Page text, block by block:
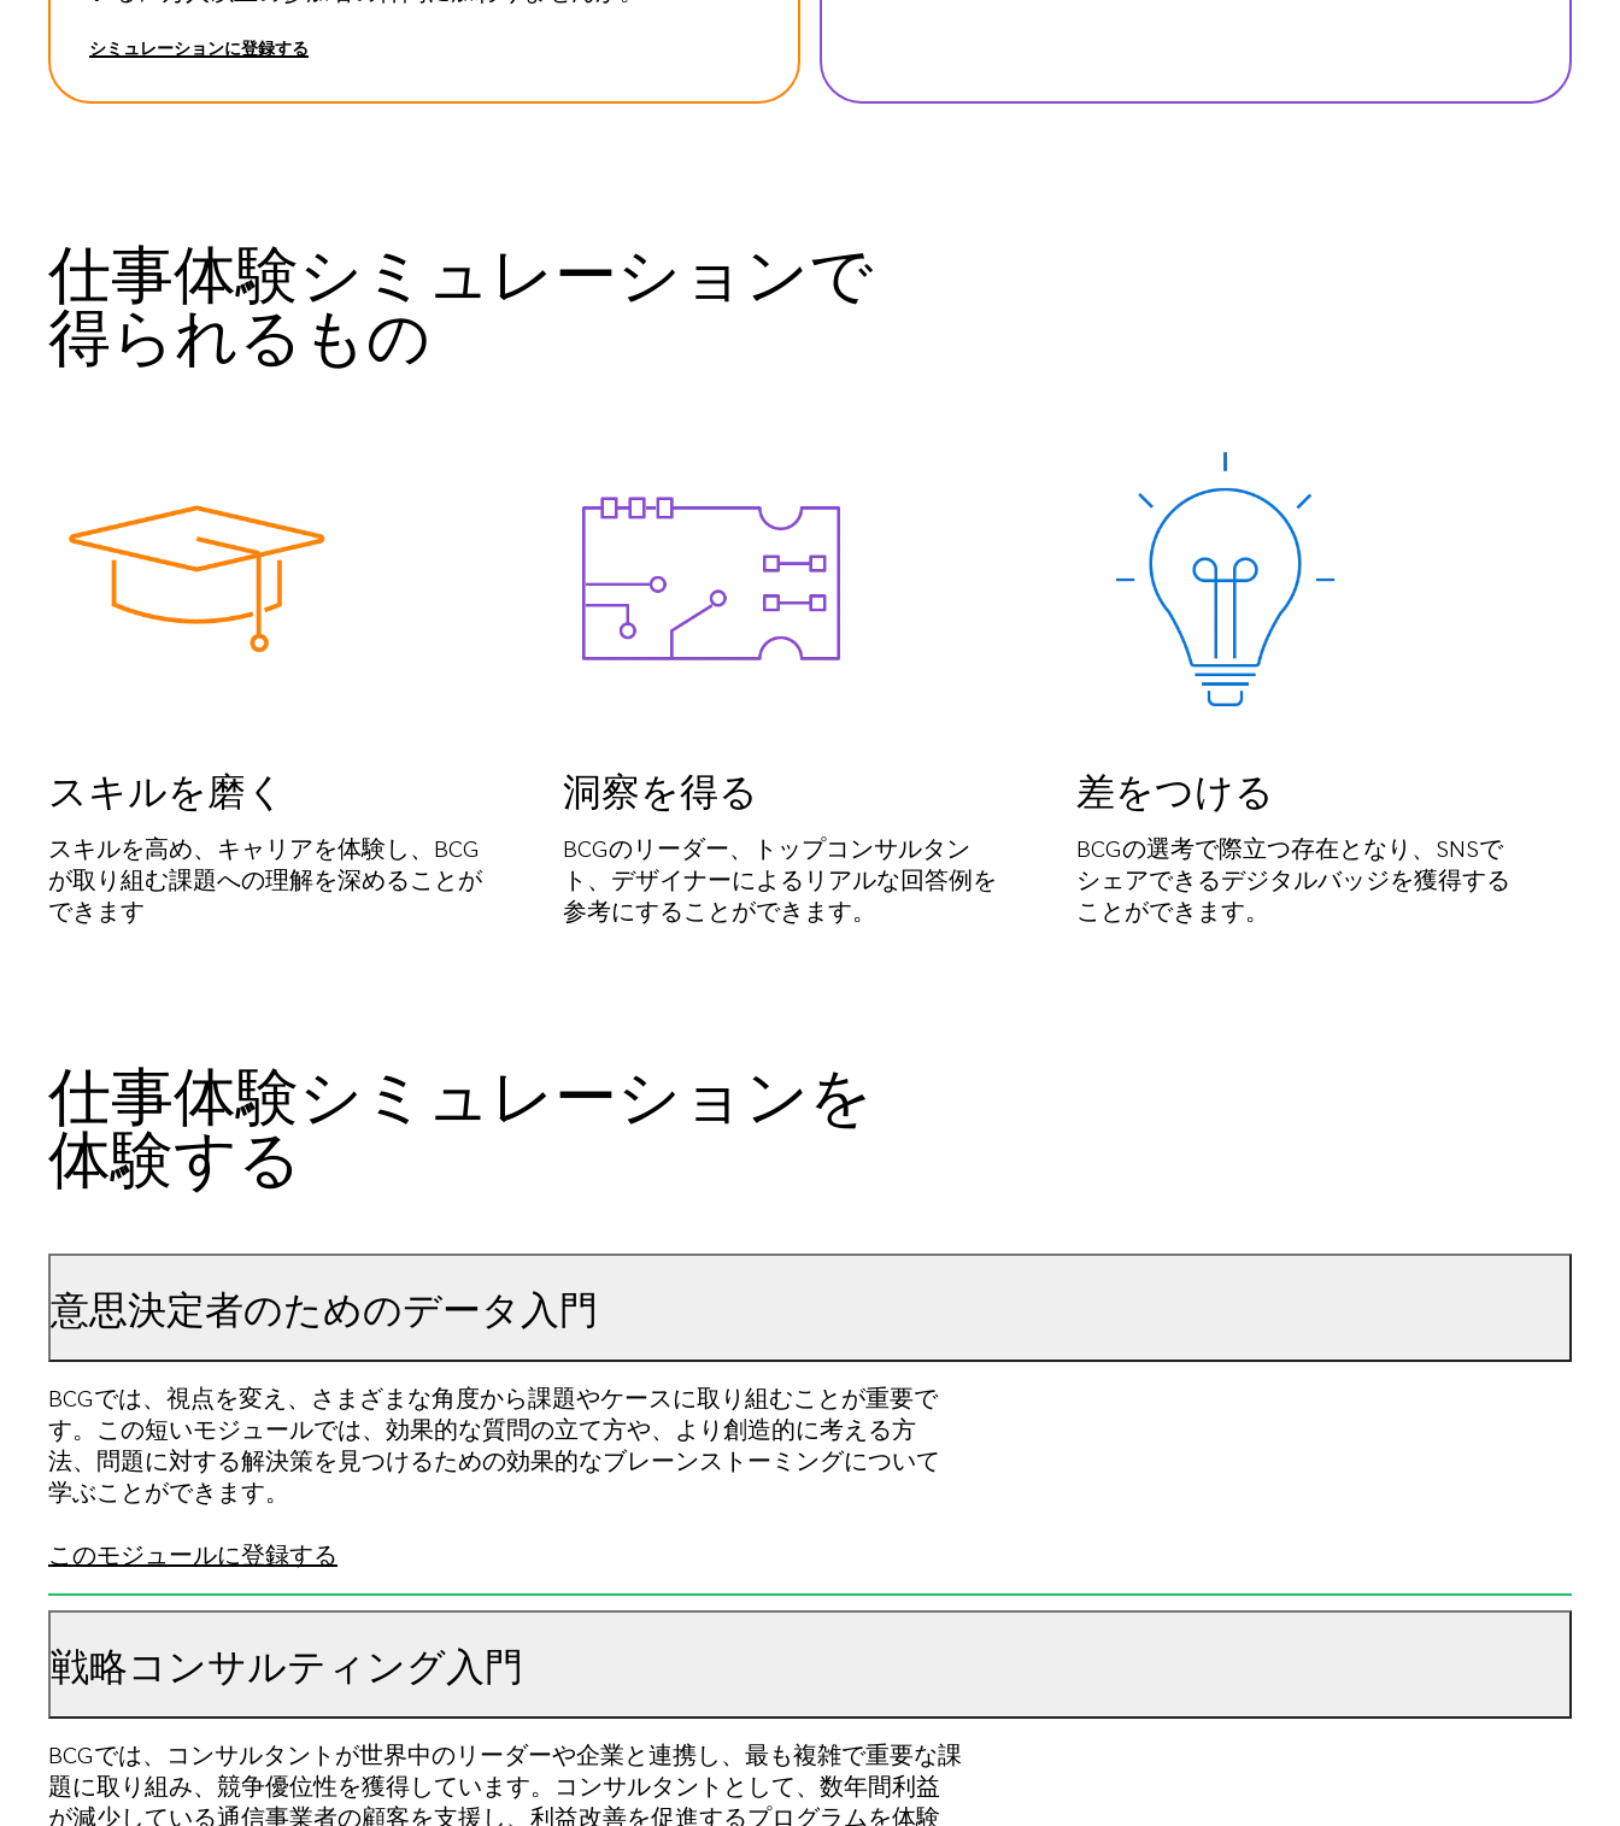
シミュレーションに登録する
仕事体験シミュレーションで
得られるもの
スキルを磨く
スキルを高め、キャリアを体験し、BCG
が取り組む課題への理解を深めることが
できます
洞察を得る
BCGのリーダー、トップコンサルタン
ト、デザイナーによるリアルな回答例を
参考にすることができます。
差をつける
BCGの選考で際立つ存在となり、SNSで
シェアできるデジタルバッジを獲得する
ことができます。
仕事体験シミュレーションを
体験する
意思決定者のためのデータ入門
BCGでは、視点を変え、さまざまな角度から課題やケースに取り組むことが重要で
す。この短いモジュールでは、効果的な質問の立て方や、より創造的に考える方
法、問題に対する解決策を見つけるための効果的なブレーンストーミングについて
学ぶことができます。
このモジュールに登録する
戦略コンサルティング入門
BCGでは、コンサルタントが世界中のリーダーや企業と連携し、最も複雑で重要な課
題に取り組み、競争優位性を獲得しています。コンサルタントとして、数年間利益
が減少している通信事業者の顧客を支援し、利益改善を促進するプログラムを体験